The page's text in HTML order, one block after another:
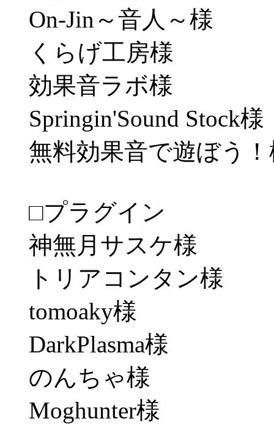
On-Jin～音人～様
くらげ工房様
効果音ラボ様
Springin'Sound Stock様
無料効果音で遊ぼう！
□プラグイン
神無月サスケ様
トリアコンタン様
tomoaky様
DarkPlasma様
のんちゃ様
Moghunter様